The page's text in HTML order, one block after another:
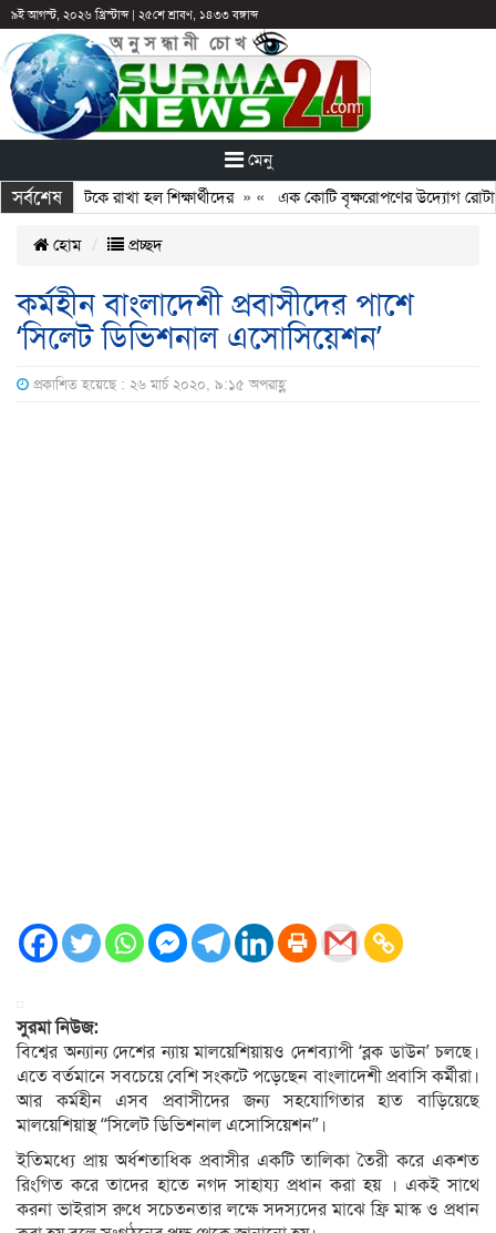
৯ই আগস্ট, ২০২৬ খ্রিস্টাব্দ| ২৫শে শ্রাবণ, ১৪৩৩ বঙ্গাব্দ
মেনু
সর্বশেষ
পরও আটকে রাখা হল শিক্ষার্থীদের» « এক কোটি বৃক্ষরোপণের উদ্যোগ রোটারি
হোম প্রচ্ছদ
কর্মহীন বাংলাদেশী প্রবাসীদের পাশে
‘সিলেট ডিভিশনাল এসোসিয়েশন’
প্রকাশিত হয়েছে : ২৬ মার্চ ২০২০, ৯:১৫ অপরাহ্ণ
সুরমা নিউজ:
বিশ্বের অন্যান্য দেশের ন্যায় মালয়েশিয়ায়ও দেশব্যাপী ‘ব্লক ডাউন’ চলছে।
এতে বর্তমানে সবচেয়ে বেশি সংকটে পড়েছেন বাংলাদেশী প্রবাসি কর্মীরা।
আর কর্মহীন এসব প্রবাসীদের জন্য সহযোগিতার হাত বাড়িয়েছে
মালয়েশিয়াস্থ “সিলেট ডিভিশনাল এসোসিয়েশন”।
ইতিমধ্যে প্রায় অর্ধশতাধিক প্রবাসীর একটি তালিকা তৈরী করে একশত
রিংগিত করে তাদের হাতে নগদ সাহায্য প্রধান করা হয় । একই সাথে
করনা ভাইরাস রুধে সচেতনতার লক্ষে সদস্যদের মাঝে ফ্রি মাস্ক ও প্রধান